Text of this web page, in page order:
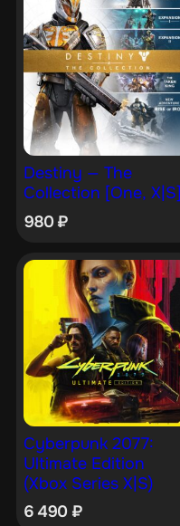
Destiny — The
Collection [One, X|S]
980₽
Cyberpunk 2077:
Ultimate Edition
(Xbox Series X|S)
6 490 ₽